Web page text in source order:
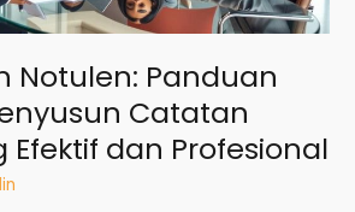
Notulen: Panduan
Catatan
Efektif dan Profesional